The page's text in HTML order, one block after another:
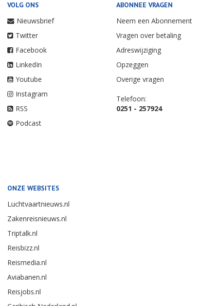
VOLG ONS
Nieuwsbrief
Twitter
Facebook
LinkedIn
Youtube
Instagram
RSS
Podcast
ABONNEE VRAGEN
Neem een Abonnement
Vragen over betaling
Adreswijziging
Opzeggen
Overige vragen
Telefoon:
0251 - 257924
ONZE WEBSITES
Luchtvaartnieuws.nl
Zakenreisnieuws.nl
Triptalk.nl
Reisbizz.nl
Reismedia.nl
Aviabanen.nl
Reisjobs.nl